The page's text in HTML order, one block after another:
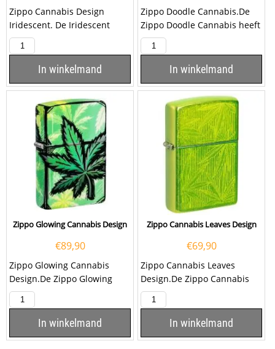
Zippo Cannabis Design
Iridescent. De Iridescent
kleurige Zippo benzine
aansteker is aan de...
In winkelmand
Zippo Doodle Cannabis.De
Zippo Doodle Cannabis heeft
een kleurprint van
verschillende doodles...
In winkelmand
Zippo Glowing Cannabis Design
€89,90
Zippo Glowing Cannabis
Design.De Zippo Glowing
Cannabis Design heeft een
rondom een print van een...
In winkelmand
Zippo Cannabis Leaves Design
€69,90
Zippo Cannabis Leaves
Design.De Zippo Cannabis
Leaves Design is hoogglans
groen afgewerkt met aan...
In winkelmand